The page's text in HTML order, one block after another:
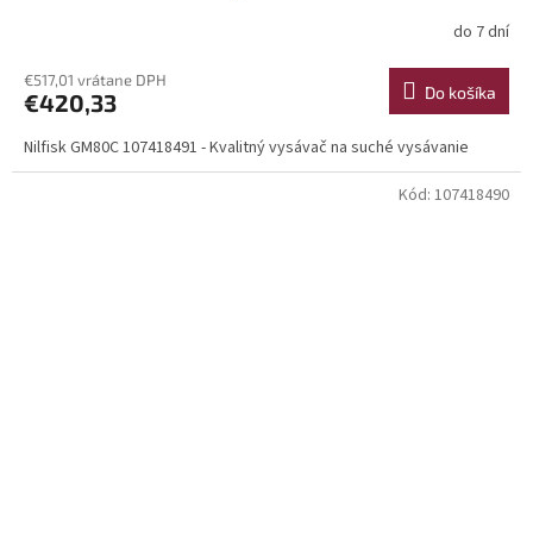
do 7 dní
€517,01 vrátane DPH
€420,33 Do košíka
Nilfisk GM80C 107418491 - Kvalitný vysávač na suché vysávanie
Kód: 107418490